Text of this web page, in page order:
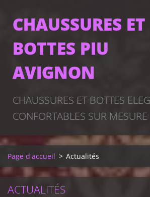
CHAUSSURES ET
BOTTES PIU
AVIGNON
CHAUSSURES ET BOTTES
CONFORTABLES SUR MESURE
Page d'accueil > Actualités
ACTUALITÉS